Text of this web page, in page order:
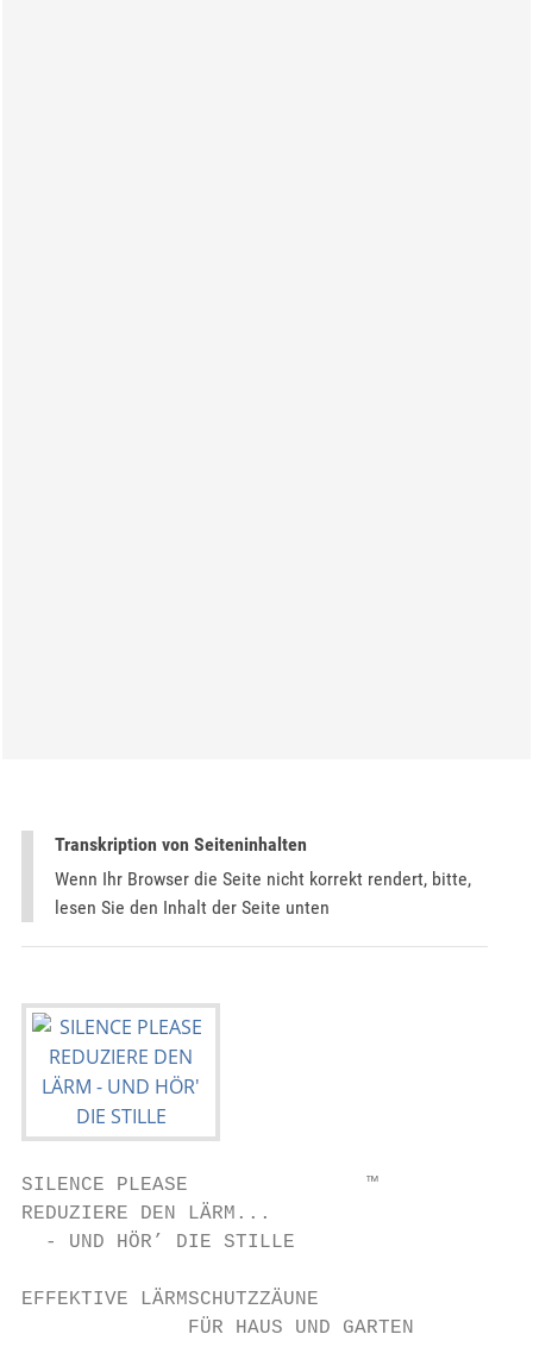
Transkription von Seiteninhalten
Wenn Ihr Browser die Seite nicht korrekt rendert, bitte,
lesen Sie den Inhalt der Seite unten
SILENCE PLEASE               ™
REDUZIERE DEN LÄRM...
  - UND HÖR’ DIE STILLE
EFFEKTIVE LÄRMSCHUTZZÄUNE
              FÜR HAUS UND GARTEN